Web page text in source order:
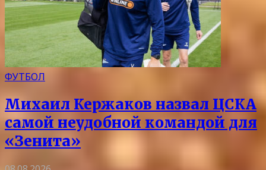
ФУТБОЛ
Михаил Кержаков назвал ЦСКА
самой неудобной командой для
«Зенита»